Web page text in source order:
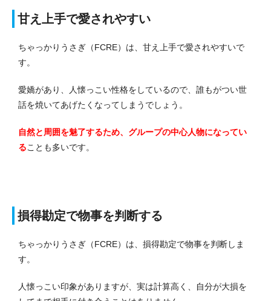
甘え上手で愛されやすい
ちゃっかりうさぎ（FCRE）は、甘え上手で愛されやすいで
す。
愛嬌があり、人懐っこい性格をしているので、誰もがつい世
話を焼いてあげたくなってしまうでしょう。
自然と周囲を魅了するため、グループの中心人物になってい
ることも多いです。
損得勘定で物事を判断する
ちゃっかりうさぎ（FCRE）は、損得勘定で物事を判断しま
す。
人懐っこい印象がありますが、実は計算高く、自分が大損を